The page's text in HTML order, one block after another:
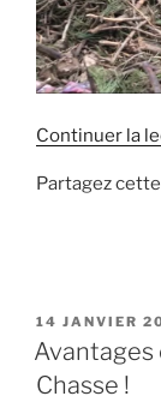
Continuer la
Partagez
P
U
B
L
14 JANVIER
Chasse !